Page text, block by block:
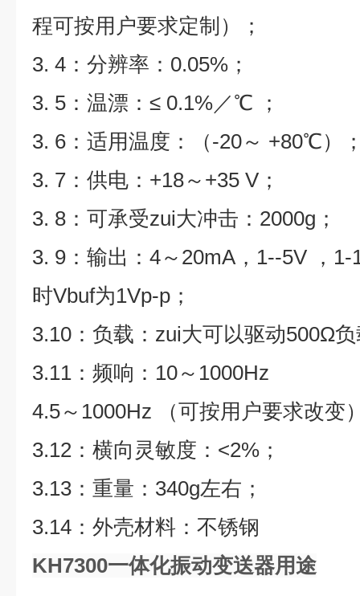
程可按用户要求定制）；
3. 4：分辨率：0.05%；
3. 5：温漂：≤ 0.1%／℃ ；
3. 6：适用温度：（-20～ +80℃）
3. 7：供电：+18～+35 V；
3. 8：可承受zui大冲击：2000g；
3. 9：输出：4～20mA，1--5V ，
时Vbuf为1Vp-p；
3.10：负载：zui大可以驱动500Ω
3.11：频响：10～1000Hz
4.5～1000Hz （可按用户要求改变
3.12：横向灵敏度：<2%；
3.13：重量：340g左右；
3.14：外壳材料：不锈钢
KH7300一体化振动变送器用途